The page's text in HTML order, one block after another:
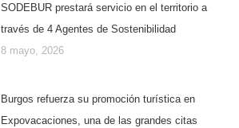
SODEBUR prestará servicio en el territorio a
través de 4 Agentes de Sostenibilidad
8 mayo, 2026
Burgos refuerza su promoción turística en
Expovacaciones, una de las grandes citas